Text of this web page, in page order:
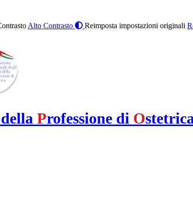
Alto Contrasto Reimposta impostazioni originali
Professione di O